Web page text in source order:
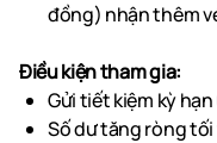
đồng) nhận thêm
Điều kiện tham gia:
Gửi tiết kiệm kỳ
Số dư tăng ròng